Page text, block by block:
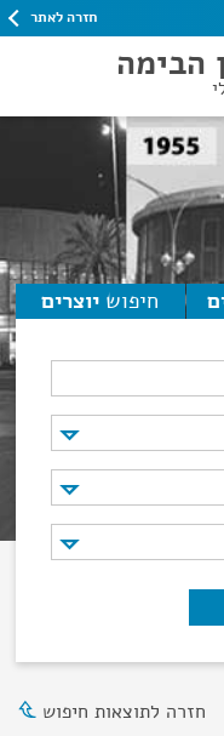
חזרה לאתר
הבימה
חיפוש יוצרים
חזרה לתוצאות חיפוש